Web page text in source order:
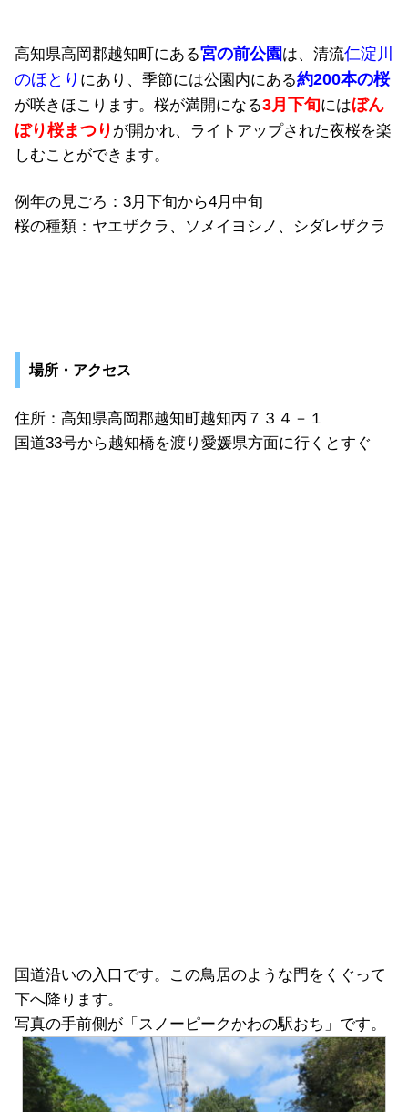
高知県高岡郡越知町にある宮の前公園は、清流仁淀川
のほとり にあり、季節には公園内にある約200本の桜
が咲きほこります。桜が満開になる3月下旬にはぼん
ぼり桜まつり が開かれ、ライトアップされた夜桜を楽
しむことができます。
例年の見ごろ：3月下旬から4月中旬
桜の種類：ヤエザクラ、ソメイヨシノ、シダレザクラ
場所・アクセス
住所：高知県高岡郡越知町越知丙７３４－１
国道33号から越知橋を渡り愛媛県方面に行くとすぐ
国道沿いの入口です。この鳥居のような門をくぐって
下へ降ります。
写真の手前側が「スノーピークかわの駅おち」です。